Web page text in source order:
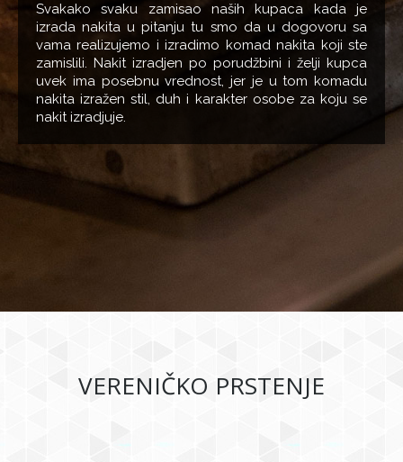
Svakako svaku zamisao naših kupaca kada je
izrada nakita u pitanju tu smo da u dogovoru sa
vama realizujemo i izradimo komad nakita koji ste
zamislili. Nakit izradjen po porudžbini i želji kupca
uvek ima posebnu vrednost, jer je u tom komadu
nakita izražen stil, duh i karakter osobe za koju se
nakit izradjuje.
VERENIČKO PRSTENJE